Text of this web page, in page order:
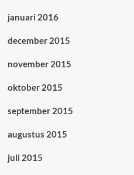
januari 2016
december 2015
november 2015
oktober 2015
september 2015
augustus 2015
juli 2015